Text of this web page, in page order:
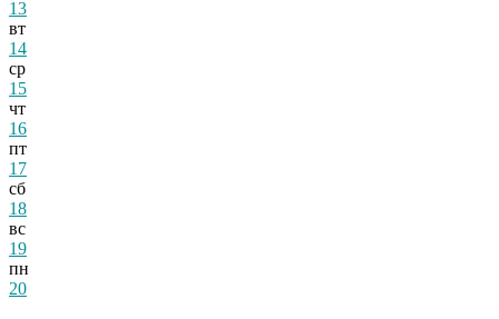
13
вт
14
ср
15
чт
16
пт
17
сб
18
вс
19
пн
20